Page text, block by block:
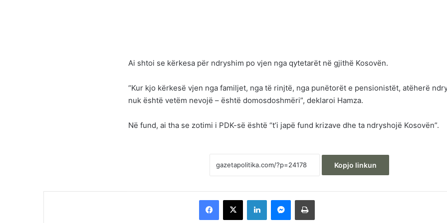
Ai shtoi se kërkesa për ndryshim po vjen nga qytetarët në gjithë Kosovën.
“Kur kjo kërkesë vjen nga familjet, nga të rinjtë, nga punëtorët e pensionistët, atëherë
nuk është vetëm nevojë – është domosdoshmëri”, deklaroi Hamza.
Në fund, ai tha se zotimi i PDK-së është “t’i japë fund krizave dhe ta ndryshojë Kosovën”.
Kopjo linkun
Facebook
X LinkedInMessengerPrintoje